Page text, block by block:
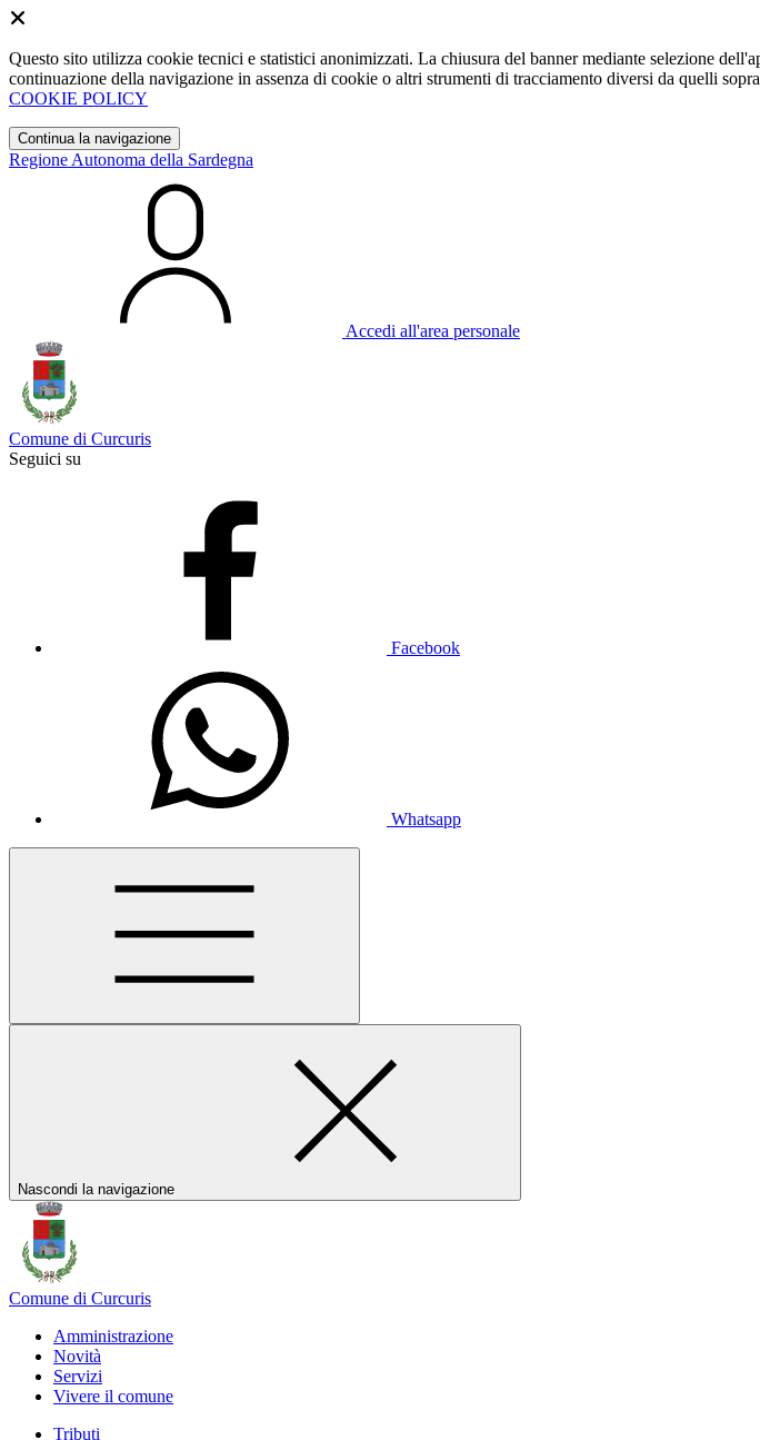
Questo sito utilizza cookie tecnici e statistici anonimizzati. La chiusura del banner mediante selezione
continuazione della navigazione in assenza di cookie o altri strumenti di tracciamento diversi da quelli
COOKIE POLICY
Continua la navigazione
Regione Autonoma della Sardegna
Accedi all'area personale
Comune di Curcuris
Seguici su
Facebook
Whatsapp
Nascondi la navigazione
Comune di Curcuris
Amministrazione
Novità
Servizi
Vivere il comune
Tributi